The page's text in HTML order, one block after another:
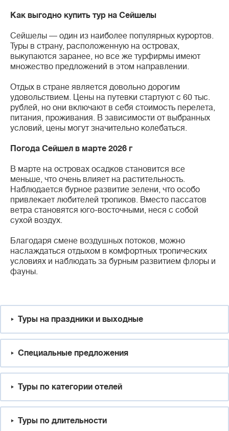
Как выгодно купить тур на Сейшелы
Сейшелы — один из наиболее популярных курортов.
Туры в страну, расположенную на островах,
выкупаются заранее, но все же турфирмы имеют
множество предложений в этом направлении.
Отдых в стране является довольно дорогим
удовольствием. Цены на путевки стартуют с 60 тыс.
рублей, но они включают в себя стоимость перелета,
питания, проживания. В зависимости от выбранных
условий, цены могут значительно колебаться.
Погода Сейшел в марте 2026 г
В марте на островах осадков становится все
меньше, что очень влияет на растительность.
Наблюдается бурное развитие зелени, что особо
привлекает любителей тропиков. Вместо пассатов
ветра становятся юго-восточными, неся с собой
сухой воздух.
Благодаря смене воздушных потоков, можно
наслаждаться отдыхом в комфортных тропических
условиях и наблюдать за бурным развитием флоры и
фауны.
Туры на праздники и выходные
Специальные предложения
Туры по категории отелей
Туры по длительности